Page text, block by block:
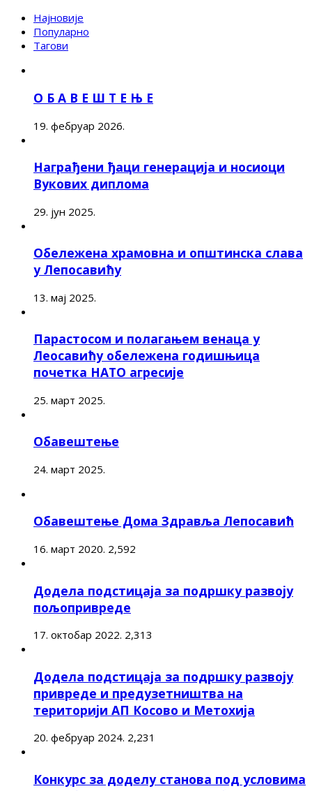
Најновије
Популарно
Тагови
О Б А В Е Ш Т Е Њ Е
19. фебруар 2026.
Награђени ђаци генерација и носиоци
Вукових диплома
29. јун 2025.
Обележена храмовна и општинска слава
у Лепосавићу
13. мај 2025.
Парастосом и полагањем венаца у
Леосавићу обележена годишњица
почетка НАТО агресије
25. март 2025.
Обавештење
24. март 2025.
Обавештење Дома Здравља Лепосавић
16. март 2020. 2,592
Додела подстицаја за подршку развоју
пољопривреде
17. октобар 2022. 2,313
Додела подстицаја за подршку развоју
привреде и предузетништва на
територији АП Косово и Метохија
20. фебруар 2024. 2,231
Конкурс за доделу станова под условима